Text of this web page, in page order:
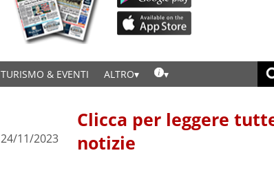
TURISMO & EVENTI ALTRO
24/11/2023
Clicca per leggere
notizie